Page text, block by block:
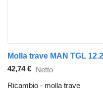
42,74 € Netto
Ricambio - molla trave